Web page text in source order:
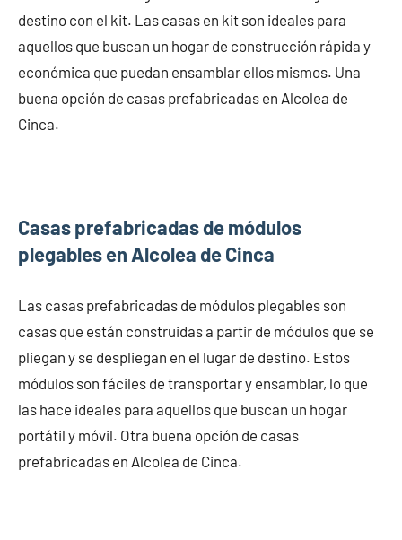
destino con el kit. Las casas en kit son ideales para
aquellos que buscan un hogar de construcción rápida y
económica que puedan ensamblar ellos mismos. Una
buena opción de casas prefabricadas en Alcolea de
Cinca.
Casas prefabricadas de módulos
plegables en Alcolea de Cinca
Las casas prefabricadas de módulos plegables son
casas que están construidas a partir de módulos que se
pliegan y se despliegan en el lugar de destino. Estos
módulos son fáciles de transportar y ensamblar, lo que
las hace ideales para aquellos que buscan un hogar
portátil y móvil. Otra buena opción de casas
prefabricadas en Alcolea de Cinca.